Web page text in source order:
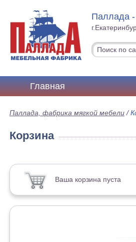
Паллада -
Главная
Паллада, фабрика мягкой мебели /
Корзина
Ваша корзина пуста